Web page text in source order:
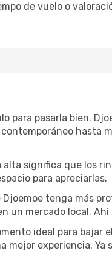
de vuelo o
para pasarla bien.
hasta
significa que los
para apreciarlas.
tenga más
un mercado local.
ideal para bajar
experiencia. Ya